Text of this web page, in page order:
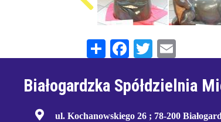
ShareFacebook
Twitter
Białogardzka Spółdzielnia
ul. Kochanowskiego 26 ; 78-200